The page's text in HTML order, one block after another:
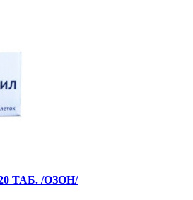
ТАБ. /ОЗОН/